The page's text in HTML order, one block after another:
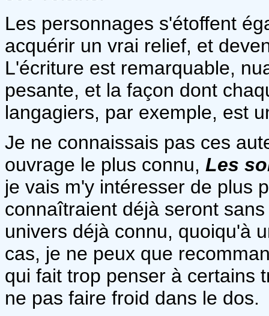
Les personnages s'étoffent
acquérir un vrai relief, et
L'écriture est remarquable,
pesante, et la façon dont
langagiers, par exemple, est
Je ne connaissais pas ces
ouvrage le plus connu, Les
je vais m'y intéresser de plus
connaîtraient déjà seront
univers déjà connu, quoiqu'à
cas, je ne peux que
qui fait trop penser à certains
ne pas faire froid dans le dos.